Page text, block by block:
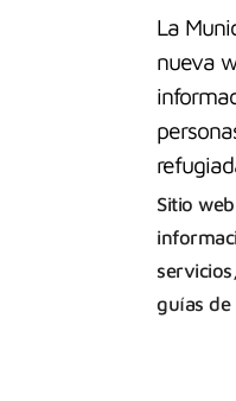
La
nueva
Sitio
guías